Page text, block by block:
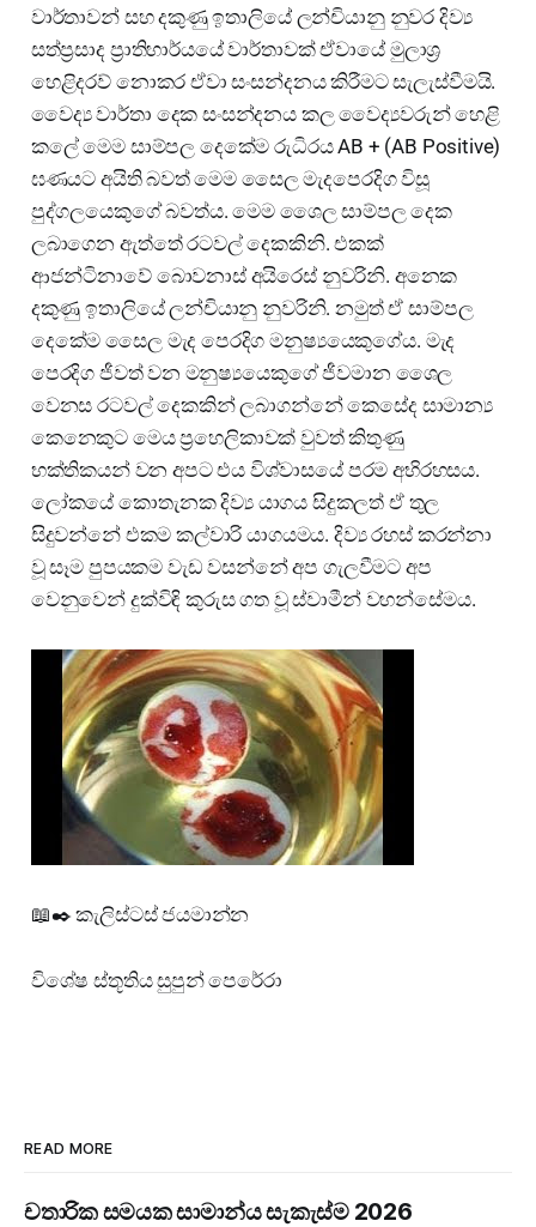
වාර්තාවන් සහ දකුණු ඉතාලියේ ලන්චියානු නුවර දිව්‍ය
සත්ප්‍රසාද ප්‍රාතිහාර්යයේ වාර්තාවක් ඒවායේ මුලාශ්‍ර
හෙළිදරව් නොකර ඒවා සංසන්දනය කිරීමට සැලැස්වීමයි.
වෛද්‍ය වාර්තා දෙක සංසන්දනය කල වෛද්‍යවරුන් හෙළි
කලේ මෙම සාම්පල දෙකේම රුධිරය AB + (AB Positive)
ඝණයට අයිති බවත් මෙම සෛල මැදපෙරදිග විසූ
පුද්ගලයෙකුගේ බවත්ය. මෙම ශෛල සාම්පල දෙක
ලබාගෙන ඇත්තේ රටවල් දෙකකිනි. එකක්
ආජන්ටිනාවේ බොවනාස් අයිරෙස් නුවරිනි. අනෙක
දකුණු ඉතාලියේ ලන්චියානු නුවරිනි. නමුත් ඒ සාම්පල
දෙකේම සෛල මැද පෙරදිග මනුෂ්‍යයෙකුගේය. මැද
පෙරදිග ජීවත් වන මනුෂ්‍යයෙකුගේ ජීවමාන ශෛල
වෙනස රටවල් දෙකකින් ලබාගන්නේ කෙසේද සාමාන්‍ය
කෙනෙකුට මෙය ප්‍රහෙලිකාවක් වුවත් කිතුණු
භක්තිකයන් වන අපට එය විශ්වාසයේ පරම අභිරහසය.
ලෝකයේ කොතැනක දිව්‍ය යාගය සිදුකලත් ඒ තුල
සිදුවන්නේ එකම කල්වාරි යාගයමය. දිව්‍ය රහස් කරන්නා
වූ සෑම පුපයකම වැඩ වසන්නේ අප ගැලවීමට අප
වෙනුවෙන් දුක්විඳි කුරුස ගත වූ ස්වාමීන් වහන්සේමය.
📖️✒️ කැලිස්ටස් ජයමාන්න
විශේෂ ස්තූතිය සුපුන් පෙරේරා
READ MORE
චතාරික සමයක සාමාන්ය සැකැස්ම 2026